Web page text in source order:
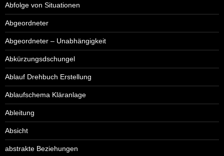
Abfolge von Situationen
Abgeordneter
Abgeordneter – Unabhängigkeit
Abkürzungsdschungel
Ablauf Drehbuch Erstellung
Ablaufschema Kläranlage
Ableitung
Absicht
abstrakte Beziehungen